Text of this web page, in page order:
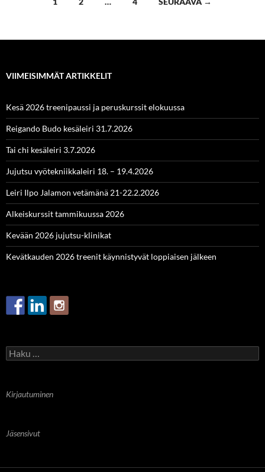
VIIMEISIMMÄT ARTIKKELIT
Kesä 2026 treenipaussi ja peruskurssit elokuussa
Reigando Budo kesäleiri 31.7.2026
Tai chi kesäleiri 3.7.2026
Jujutsu vyötekniikkaleiri 18. – 19.4.2026
Leiri Ilpo Jalamon vetämänä 21-22.2.2026
Alkeiskurssit tammikuussa 2026
Kevään 2026 jujutsu-klinikat
Kevätkauden 2026 treenit käynnistyvät loppiaisen jälkeen
Haku:
Kirjautuminen
Jäsensivut